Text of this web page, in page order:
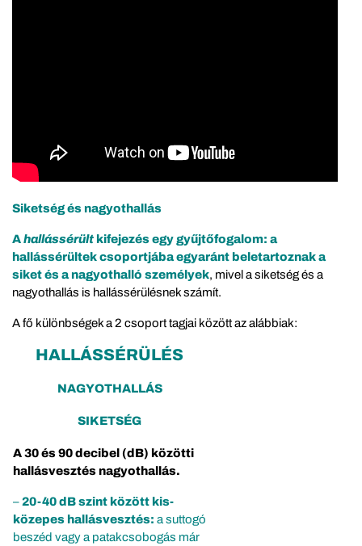
Siketség és nagyothallás
Ahallássérült kifejezés egy gyűjtőfogalom: a
hallássérültek csoportjába egyaránt beletartoznak a
siket és a nagyothalló személyek, mivel a siketség és a
nagyothallás is hallássérülésnek számít.
A fő különbségek a 2 csoport tagjai között az alábbiak:
HALLÁSSÉRÜLÉS
NAGYOTHALLÁS
SIKETSÉG
A 30 és 90 decibel (dB) közötti
hallásvesztés nagyothallás.
–20-40 dB szint között kis-
közepes hallásvesztés: a suttogó
beszéd vagy a patakcsobogás már